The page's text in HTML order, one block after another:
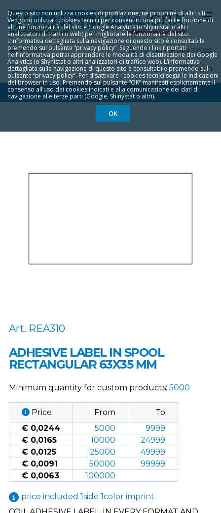
Questo sito non utilizza cookies di profilazione, né propri né di altri siti.
Vengono utilizzati cookies tecnici per consentirti una più facile fruizione di
alcune funzionalità del sito e Google Analytics (o Shyinistat o altri
analizzatori di traffico web) per migliorare le funzionalità del sito.
L‘informativa dettagliata sulla navigazione di questo sito è consultabile
premendo sul pulsante “privacy policy”. Seguendo i link riportati
nell‘informativa potrai apprendere le modalità di disattivazione dei Google
Analytics (o Shynistat o altri analizzatori di traffico web). L‘informativa
dettagliata sulla navigazione di questo sito è consultabile premendo sul
pulsante “privacy policy”. Per disattivare i cookies tecnici segui le indicazioni
del browser in uso. Premendo sul pulsante “OK” manifesti esplicitamente il
consenso all‘uso dei cookies indicati e alla comunicazione dei dati di
navigazione alle terze parti (Google, Shinystat o altri).
OK
IT EN FR +39 0174 722222
Login
0
HOME REA310
Art. REA310
ADHESIVE LABEL IN SPOOL
RECTANGULAR 63X35 MM
Minimum quantity for custom products: 5000
Price From
To
€ 0,0244
5000
9999
€ 0,0165
10000
24999
€ 0,0125
25000
49999
€ 0,0091
50000
99999
€ 0,0063
100000
price included 1side 1color imprint